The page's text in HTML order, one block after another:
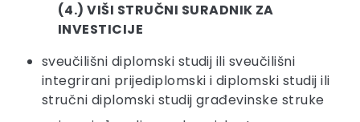
(4.) VIŠI STRUČNI SURADNIK ZA
INVESTICIJE
sveučilišni diplomski studij ili sveučilišni
integrirani prijediplomski i diplomski studij ili
stručni diplomski studij građevinske struke